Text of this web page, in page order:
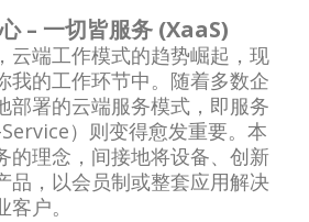
– 一切皆服务 (XaaS)
云端工作模式的趋势崛起，现
我的工作环节中。随着多数企
部署的云端服务模式，即服务
Service）则变得愈发重要。本
的理念，间接地将设备、创新
品，以会员制或整套应用解决
客户。